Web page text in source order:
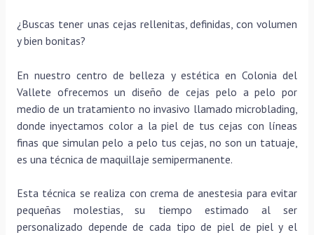
¿Buscas tener unas cejas rellenitas, definidas, con volumen
y bien bonitas?
En nuestro centro de belleza y estética en Colonia del
Vallete ofrecemos un diseño de cejas pelo a pelo por
medio de un tratamiento no invasivo llamado microblading,
donde inyectamos color a la piel de tus cejas con líneas
finas que simulan pelo a pelo tus cejas, no son un tatuaje,
es una técnica de maquillaje semipermanente.
Esta técnica se realiza con crema de anestesia para evitar
pequeñas molestias, su tiempo estimado al ser
personalizado depende de cada tipo de piel de piel y el